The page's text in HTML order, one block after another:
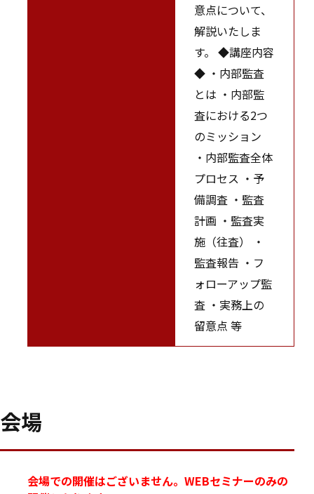
意点について、
解説いたしま
す。 ◆講座内容
◆ ・内部監査
とは ・内部監
査における2つ
のミッション
・内部監査全体
プロセス ・予
備調査 ・監査
計画 ・監査実
施（往査） ・
監査報告 ・フ
ォローアップ監
査 ・実務上の
留意点 等
会場
会場での開催はございません。WEBセミナーのみの